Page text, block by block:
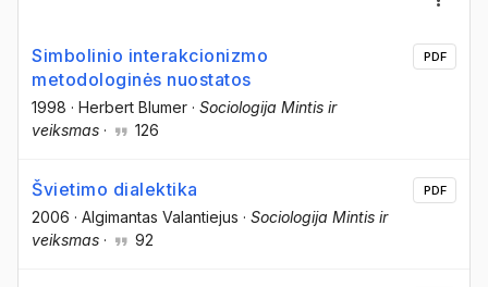
Simbolinio interakcionizmo
metodologinės nuostatos
1998 · Herbert Blumer · Sociologija Mintis ir
veiksmas · 126
PDF
Švietimo dialektika
2006 · Algimantas Valantiejus · Sociologija Mintis ir
veiksmas · 92
PDF